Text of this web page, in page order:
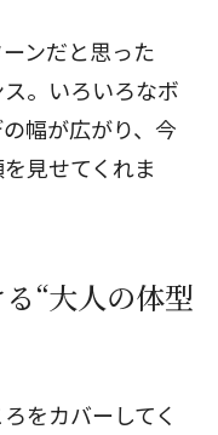
ンだと思った
。いろいろなボ
幅が広がり、今
見せてくれま
“大人の体型
をカバーしてく